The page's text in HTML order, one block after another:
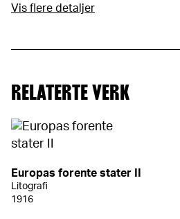
Vis flere detaljer
RELATERTE VERK
Europas forente stater II
Litografi
1916